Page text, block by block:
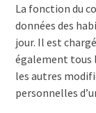
La fonction du
données des
jour. Il est
également tous
les autres
personnelles